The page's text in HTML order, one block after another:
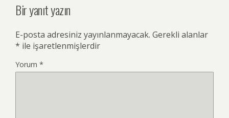
Bir yanıt yazın
E-posta adresiniz yayınlanmayacak. Gerekli alanlar
* ile işaretlenmişlerdir
Yorum *